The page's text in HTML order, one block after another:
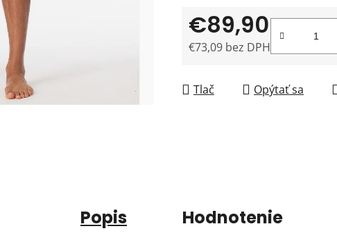
€89,90
€73,09 bez DPH
Tlač Opýtať sa
Popis Hodnotenie